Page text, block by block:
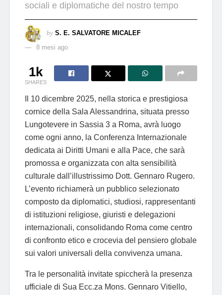
sociali e diplomatiche del nostro tempo
by S. E. SALVATORE MICALEF
8 mesi ago
1k
SHARES
Il 10 dicembre 2025, nella storica e prestigiosa
cornice della Sala Alessandrina, situata presso
Lungotevere in Sassia 3 a Roma, avrà luogo
come ogni anno, la Conferenza Internazionale
dedicata ai Diritti Umani e alla Pace, che sarà
promossa e organizzata con alta sensibilità
culturale dall’illustrissimo Dott. Gennaro Rugero.
L’evento richiamerà un pubblico selezionato
composto da diplomatici, studiosi, rappresentanti
di istituzioni religiose, giuristi e delegazioni
internazionali, consolidando Roma come centro
di confronto etico e crocevia del pensiero globale
sui valori universali della convivenza umana.
Tra le personalità invitate spiccherà la presenza
ufficiale di Sua Ecc.za Mons. Gennaro Vitiello,